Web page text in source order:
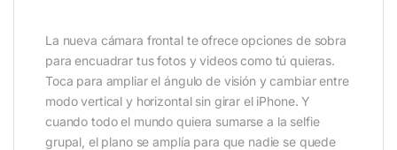
La nueva cámara frontal te ofrece opciones de sobra
para encuadrar tus fotos y videos como tú quieras.
Toca para ampliar el ángulo de visión y cambiar entre
modo vertical y horizontal sin girar el iPhone. Y
cuando todo el mundo quiera sumarse a la selfie
grupal, el plano se amplía para que nadie se quede